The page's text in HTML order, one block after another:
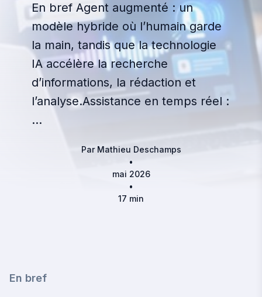
En bref Agent augmenté : un
modèle hybride où l’humain garde
la main, tandis que la technologie
IA accélère la recherche
d’informations, la rédaction et
l’analyse.Assistance en temps réel :
…
Par Mathieu Deschamps
•
mai 2026
•
17 min
En bref